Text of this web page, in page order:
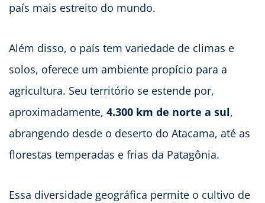
país mais estreito do mundo.
Além disso, o país tem variedade de climas e
solos, oferece um ambiente propício para a
agricultura. Seu território se estende por,
aproximadamente, 4.300 km de norte a sul,
abrangendo desde o deserto do Atacama, até as
florestas temperadas e frias da Patagônia.
Essa diversidade geográfica permite o cultivo de